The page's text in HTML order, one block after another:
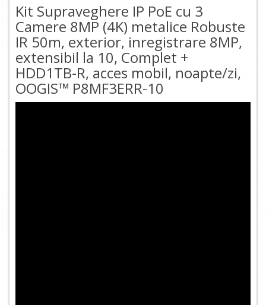
Kit Supraveghere IP PoE cu 3
Camere 8MP (4K) metalice Robuste
IR 50m, exterior, inregistrare 8MP,
extensibil la 10, Complet +
HDD1TB-R, acces mobil, noapte/zi,
OOGIS™ P8MF3ERR-10